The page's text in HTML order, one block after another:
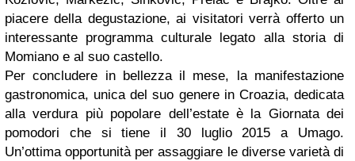
piacere della degustazione, ai visitatori verrà offerto un
interessante programma culturale legato alla storia di
Momiano e al suo castello.
Per concludere in bellezza il mese, la manifestazione
gastronomica, unica del suo genere in Croazia, dedicata
alla verdura più popolare dell’estate è la Giornata dei
pomodori che si tiene il 30 luglio 2015 a Umago.
Un’ottima opportunità per assaggiare le diverse varietà di